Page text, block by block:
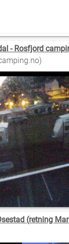
- Rosfjord
(retning